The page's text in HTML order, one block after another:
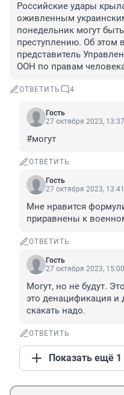
Российские удары
оживленным
понедельник могут
преступлению. Об этом
представитель
ООН по правам
ОТВЕТИТЬ 4
Гость
27 октября 2023, 13:37
#могут
ОТВЕТИТЬ
Гость
27 октября 2023, 13:41
Мне нравится
приравнены к
ОТВЕТИТЬ
Гость
27 октября 2023, 15:00
Могут, но не будут.
это денацификация
скакать надо.
ОТВЕТИТЬ
Показать ещё 1